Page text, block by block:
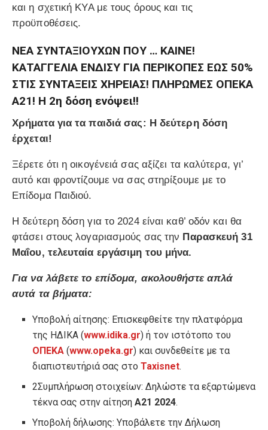
και η σχετική ΚΥΑ με τους όρους και τις
προϋποθέσεις.
ΝΕΑ ΣΥΝΤΑΞΙΟΥΧΩΝ ΠΟΥ … ΚΑΙΝΕ!
ΚΑΤΑΓΓΕΛΙΑ ΕΝΔΙΣΥ ΓΙΑ ΠΕΡΙΚΟΠΕΣ ΕΩΣ 50%
ΣΤΙΣ ΣΥΝΤΑΞΕΙΣ ΧΗΡΕΙΑΣ! ΠΛΗΡΩΜΕΣ ΟΠΕΚΑ
Α21! Η 2η δόση ενόψει!!
Χρήματα για τα παιδιά σας: Η δεύτερη δόση
έρχεται!
Ξέρετε ότι η οικογένειά σας αξίζει τα καλύτερα, γι’
αυτό και φροντίζουμε να σας στηρίξουμε με το
Επίδομα Παιδιού.
Η δεύτερη δόση για το 2024 είναι καθ’ οδόν και θα
φτάσει στους λογαριασμούς σας την Παρασκευή 31
Μαΐου, τελευταία εργάσιμη του μήνα.
Για να λάβετε το επίδομα, ακολουθήστε απλά
αυτά τα βήματα:
Υποβολή αίτησης: Επισκεφθείτε την πλατφόρμα
της ΗΔΙΚΑ (www.idika.gr) ή τον ιστότοπο του
ΟΠΕΚΑ (www.opeka.gr) και συνδεθείτε με τα
διαπιστευτήριά σας στοTaxisnet.
2Συμπλήρωση στοιχείων: Δηλώστε τα εξαρτώμενα
τέκνα σας στην αίτησηΑ21 2024.
Υποβολή δήλωσης: Υποβάλετε την Δήλωση